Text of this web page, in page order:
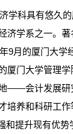
科具有悠久的
济学系之一。
9月的厦门大
厦门大学管理
——会计发展研
培养和科研工作
提升现有优势